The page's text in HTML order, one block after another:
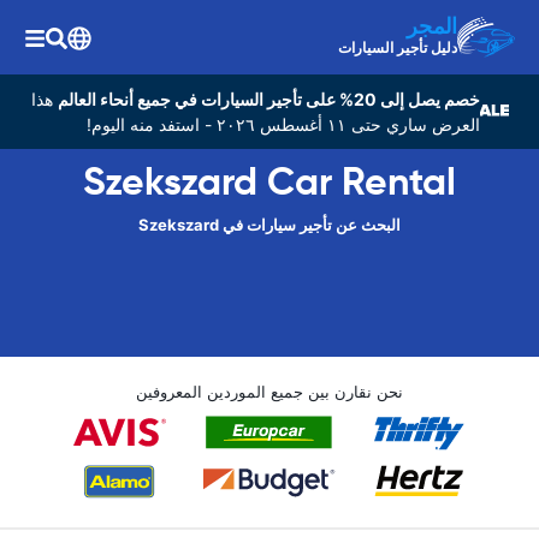
المجر
دليل تأجير السيارات
خصم يصل إلى 20% على تأجير السيارات في جميع أنحاء العالم
هذا
العرض ساري حتى ١١ أغسطس ٢٠٢٦ - استفد منه اليوم!
Szekszard Car Rental
البحث عن تأجير سيارات في Szekszard
نحن نقارن بين جميع الموردين المعروفين